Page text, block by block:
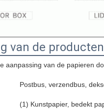
van de producten
aanpassing van de papieren
Postbus, verzendbus,
(1) Kunstpapier, bedekt